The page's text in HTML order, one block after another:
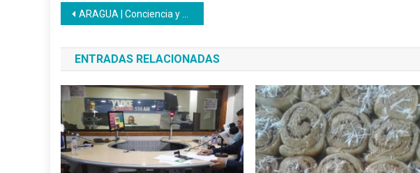
Navegación
de
entradas
ARAGUA | Conciencia y compromiso se reflejan en las pantallas desde conexiones remotas
ENTRADAS RELACIONADAS